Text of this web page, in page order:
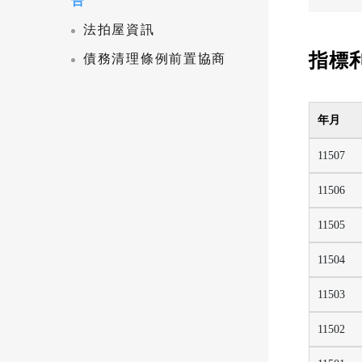
法拍屋資訊
債務清理條例前置協商 指標
年月
11507
11506
11505
11504
11503
11502